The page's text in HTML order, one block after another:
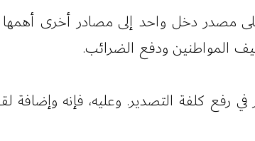
مصدر دخل واحد إلى مصادر أخرى
المواطنين ودفع الضرائب.
رفع كلفة التصدير. وعليه، فإنه